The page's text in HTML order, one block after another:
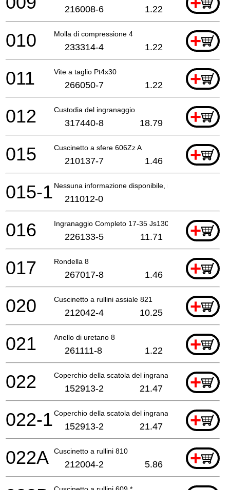
216008-6 1.22
Molla di compressione 4 +
010 233314-4 1.22
Vite a taglio Pt4x30 +
011 266050-7 1.22
Custodia del ingranaggio +
012 317440-8 18.79
Cuscinetto a sfere 606Zz A +
015 210137-7 1.46
Nessuna informazione disponibile, non ordinabile
015-1 211012-0
Ingranaggio Completo 17-35 Js130* +
016 226133-5 11.71
Rondella 8 +
017 267017-8 1.46
Cuscinetto a rullini assiale 821 +
020 212042-4 10.25
Anello di uretano 8 +
021 261111-8 1.22
Coperchio della scatola del ingranaggio 6827 *
+
022 152913-2 21.47
Coperchio della scatola del ingranaggio 6827 *
+
022-1 152913-2 21.47
Cuscinetto a rullini 810 +
022A 212004-2 5.86